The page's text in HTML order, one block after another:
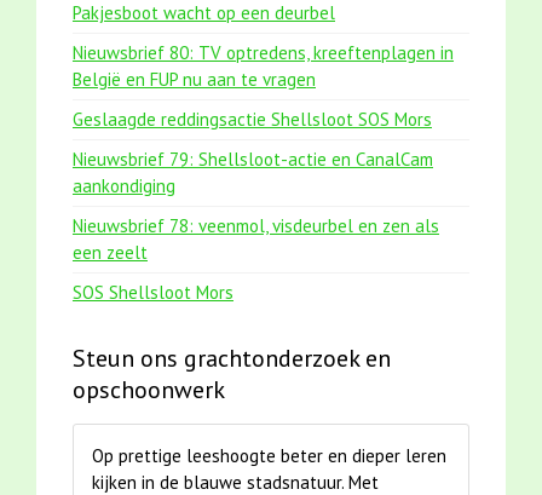
Pakjesboot wacht op een deurbel
Nieuwsbrief 80: TV optredens, kreeftenplagen in
België en FUP nu aan te vragen
Geslaagde reddingsactie Shellsloot SOS Mors
Nieuwsbrief 79: Shellsloot-actie en CanalCam
aankondiging
Nieuwsbrief 78: veenmol, visdeurbel en zen als
een zeelt
SOS Shellsloot Mors
Steun ons grachtonderzoek en
opschoonwerk
Op prettige leeshoogte beter en dieper leren
kijken in de blauwe stadsnatuur. Met